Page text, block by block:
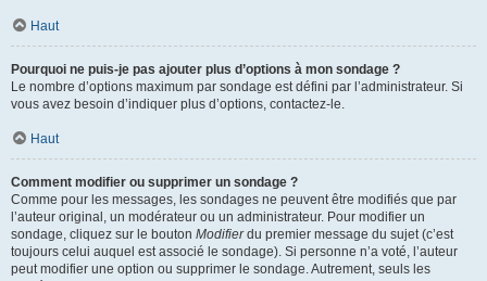
Haut
Pourquoi ne puis-je pas ajouter plus d’options à mon sondage ?
Le nombre d’options maximum par sondage est défini par l’administrateur. Si
vous avez besoin d’indiquer plus d’options, contactez-le.
Haut
Comment modifier ou supprimer un sondage ?
Comme pour les messages, les sondages ne peuvent être modifiés que par
l’auteur original, un modérateur ou un administrateur. Pour modifier un
sondage, cliquez sur le bouton Modifierdu premier message du sujet (c’est
toujours celui auquel est associé le sondage). Si personne n’a voté, l’auteur
peut modifier une option ou supprimer le sondage. Autrement, seuls les